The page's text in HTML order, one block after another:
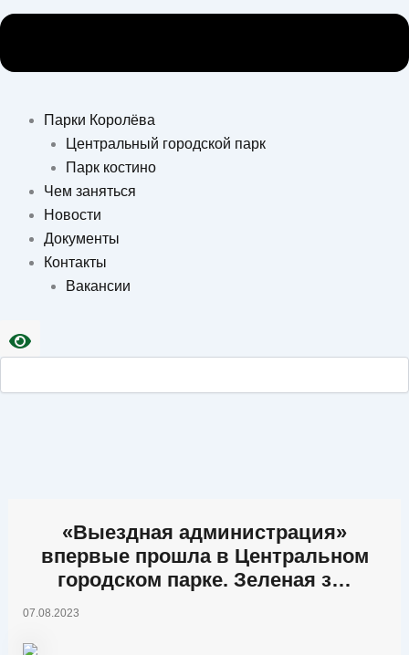
Парки Королёва
Центральный городской парк
Парк костино
Чем заняться
Новости
Документы
Контакты
Вакансии
«Выездная администрация»
впервые прошла в Центральном
городском парке. Зеленая з…
07.08.2023